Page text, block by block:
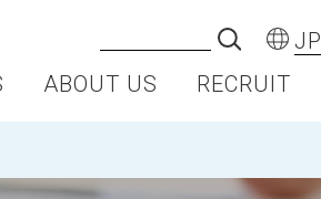
JP
ABOUT US RECRUIT